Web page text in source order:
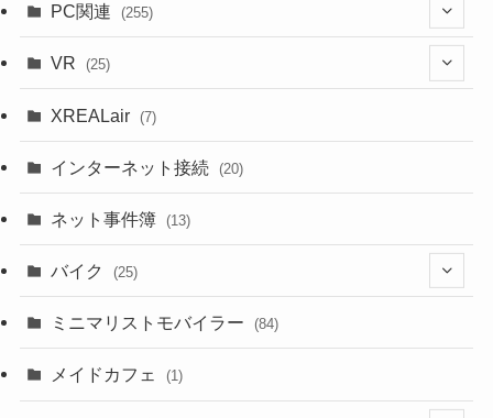
PC関連 (255)
(9)
(18)
(2)
VR (25)
(18)
(13)
XREALair (7)
インターネット接続 (20)
ネット事件簿 (13)
バイク (25)
(8)
(23)
ミニマリストモバイラー (84)
メイドカフェ (1)